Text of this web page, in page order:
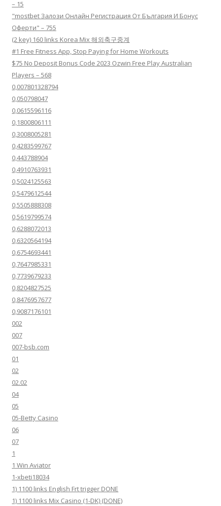
– 15
"mostbet Залози Онлайн Регистрация От България И Бонус
Оферти" – 755
(2 key) 160 links Korea Mix 해외축구중계
#1 Free Fitness App, Stop Paying for Home Workouts
$75 No Deposit Bonus Code 2023 Ozwin Free Play Australian
Players – 568
0,007801328794
0,050798047
0,0615596116
0,1800806111
0,3008005281
0,4283599767
0,443788904
0,4910763931
0,5024125563
0,5479612544
0,5505888308
0,5619799574
0,6288072013
0,6320564194
0,6754693441
0,7647985331
0,7739679233
0,8204827525
0,8476957677
0,9087176101
002
007
007-bsb.com
01
02
02.02
04
05
05-Betty Casino
06
07
1
1 Win Aviator
1-xbeti18034
1) 1100 links English Frt trigger DONE
1) 1100 links Mix Casino (1-DK) (DONE)